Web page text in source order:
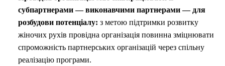
субпартнерами — виконавчими партнерами — для
розбудови потенціалу: з метою підтримки розвитку
жіночих рухів провідна організація повинна зміцнювати
спроможність партнерських організацій через спільну
реалізацію програми.